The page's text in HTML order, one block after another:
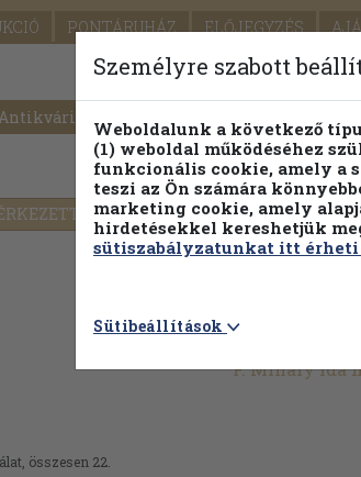
PONTÁRUHÁZ ELŐJEGYZÉS
PILLANATNYI ÁRAINK
Részletes
F. Mihály Ida
összesen 22.
Személyre szabott
Weboldalunk a következő
(1) weboldal működéséhez
funkcionális cookie, amely a
teszi az Ön számára
marketing cookie, amely
hirdetésekkel kereshetjük
sütiszabályzatunkat itt érheti
Sütibeállítások